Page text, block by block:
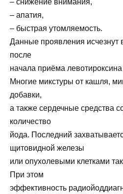
– снижение внимания,
– апатия,
– быстрая утомляемость.
Данные проявления исчезнут
после
начала приёма
Многие микстуры от кашля,
добавки,
а также сердечные средства
количество
йода. Последний
щитовидной железы
или опухолевыми клетками
При этом
эффективность